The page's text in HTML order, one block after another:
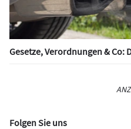
Gesetze, Verordnungen & Co:
Folgen Sie uns